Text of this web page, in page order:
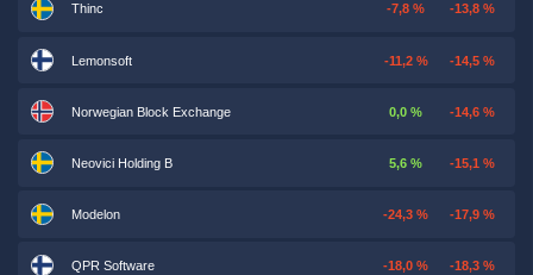
Thinc -7,8 % -13,8 %
Lemonsoft -11,2 % -14,5 %
Norwegian Block Exchange 0,0 % -14,6 %
Neovici Holding B 5,6 % -15,1 %
Modelon -24,3 % -17,9 %
QPR Software -18,0 % -18,3 %